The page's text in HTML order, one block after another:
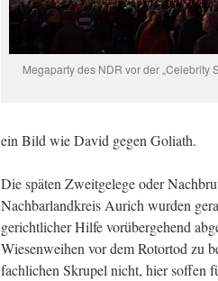
Megaparty des NDR vor der „Celebrity
ein Bild wie David gegen Goliath.
Die späten Zweitgelege oder
Nachbarlandkreis Aurich wurden
gerichtlicher Hilfe vorübergehend
Wiesenweihen vor dem Rotortod zu
fachlichen Skrupel nicht, hier soffen